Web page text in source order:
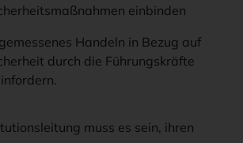
einbinden
Handeln in Bezug auf
durch die Führungskräfte
muss es sein, ihren